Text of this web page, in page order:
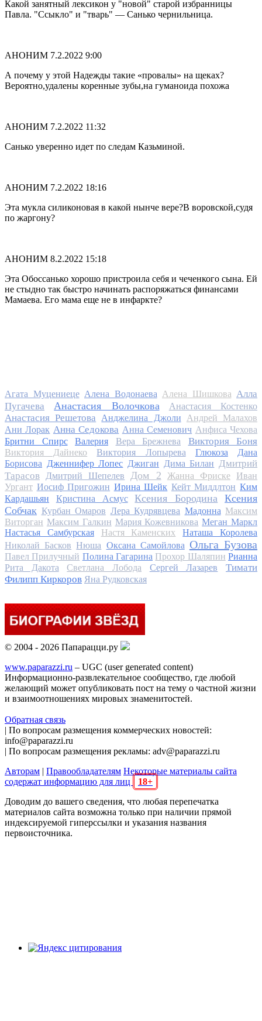
Какой занятный лексикон у "новой" старой избранницы
Павла. "Ссыкло" и "тварь" — Санько чернильница.
АНОНИМ 7.2.2022 9:00
А почему у этой Надежды такие «провалы» на щеках?
Вероятно,удалены коренные зубы,на гуманоида похожа
АНОНИМ 7.2.2022 11:32
Санько уверенно идет по следам Казьминой.
АНОНИМ 7.2.2022 18:16
Эта мукла силиконовая в какой нынче вере?В воровской,судя
по жаргону?
АНОНИМ 8.2.2022 15:18
Эта Обоссанько хорошо пристроила себя и чеченкого сына. Ей
не стыдно так быстро начинать распоряжаться финансами
Мамаева. Его мама еще не в инфаркте?
Агата Муцениеце Алена Водонаева Алена Шишкова Алла
Пугачева
Анастасия Волочкова Анастасия Костенко
Анастасия Решетова Анджелина Джоли
Андрей Малахов
Ани Лорак Анна Седокова Анна Семенович Анфиса Чехова
Бритни Спирс
Валерия Вера Брежнева Виктория Боня
Виктория Дайнеко Виктория Лопырева Глюкоза
Дана
Борисова Дженнифер Лопес Джиган Дима Билан
Дмитрий
Тарасов
Дмитрий Шепелев Дом 2 Жанна Фриске
Иван
Ургант Иосиф Пригожин Ирина Шейк Кейт Миддлтон Ким
Кардашьян
Кристина Асмус Ксения Бородина
Ксения
Собчак Курбан Омаров Лера Кудрявцева Мадонна Максим
Виторган Максим Галкин Мария Кожевникова Меган Маркл
Настасья Самбурская
Настя Каменских
Наташа Королева
Николай Басков Нюша Оксана Самойлова Ольга Бузова
Павел Прилучный Полина Гагарина Прохор Шаляпин Рианна
Рита Дакота
Светлана Лобода Сергей Лазарев
Тимати
Филипп Киркоров Яна Рудковская
© 2004 - 2026 Папарацци.ру
www.paparazzi.ru – UGC (user generated content)
Информационно-развлекательное сообщество, где любой
желающий может опубликовать пост на тему о частной жизни
и взаимоотношениях мировых знаменитостей.
Обратная связь
| По вопросам размещения коммерческих новостей:
info@paparazzi.ru
| По вопросам размещения рекламы: adv@paparazzi.ru
Авторам | Правообладателям Некоторые материалы сайта
содержат информацию для лиц
18+
Доводим до вашего сведения, что любая перепечатка
материалов сайта возможна только при наличии прямой
индексируемой гиперссылки и указания названия
первоисточника.